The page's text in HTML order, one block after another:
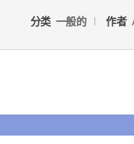
分类 一般的 作者